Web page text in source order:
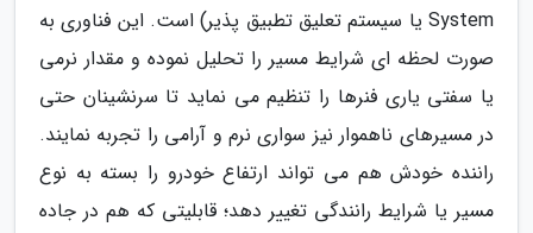
System یا سیستم تعلیق تطبیق پذیر) است. این فناوری به
صورت لحظه ای شرایط مسیر را تحلیل نموده و مقدار نرمی
یا سفتی یاری فنرها را تنظیم می نماید تا سرنشینان حتی
در مسیرهای ناهموار نیز سواری نرم و آرامی را تجربه نمایند.
راننده خودش هم می تواند ارتفاع خودرو را بسته به نوع
مسیر یا شرایط رانندگی تغییر دهد؛ قابلیتی که هم در جاده